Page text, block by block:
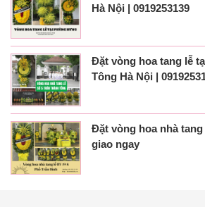
Hà Nội | 0919253139
Đặt vòng hoa tang lễ
Tông Hà Nội |
Đặt vòng hoa nhà tang
giao ngay